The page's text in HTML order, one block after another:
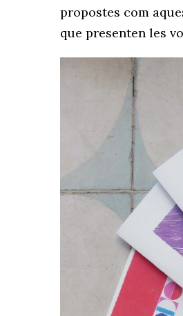
propostes com
que presenten les